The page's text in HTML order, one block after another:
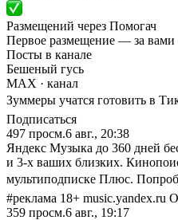
Размещений через Помогач
Первое размещение — за вами
Посты в канале
Бешеный гусь
MAX · канал
Зуммеры учатся готовить в
Подписаться
497 просм.6 авг., 20:38
Яндекс Музыка до 360 дней
и 3-х ваших близких.
мультиподписке Плюс.
#реклама 18+ music.yandex.ru
359 просм.6 авг., 19:17